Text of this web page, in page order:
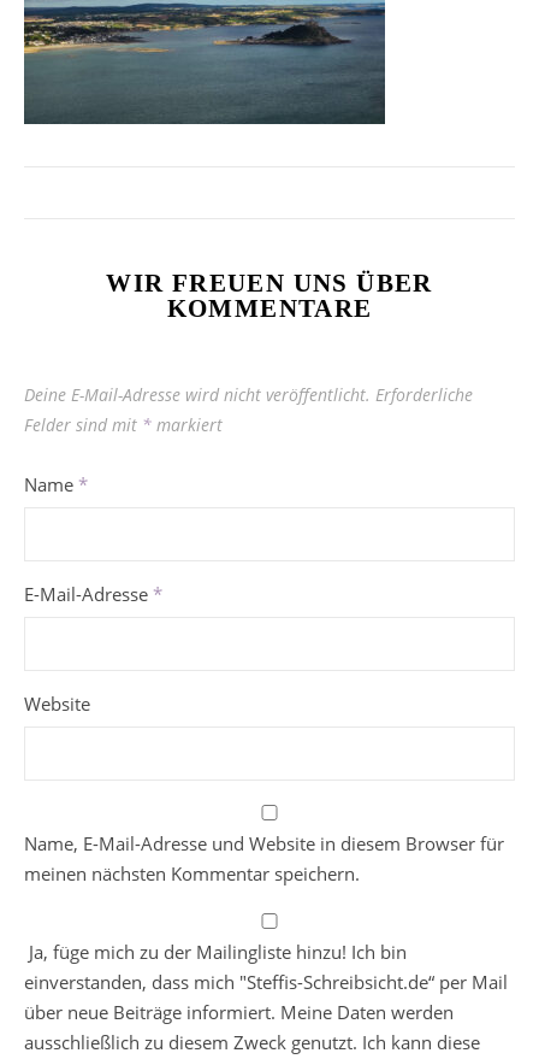
WIR FREUEN UNS ÜBER
KOMMENTARE
Deine E-Mail-Adresse wird nicht veröffentlicht. Erforderliche
Felder sind mit * markiert
Name *
E-Mail-Adresse *
Website
Name, E-Mail-Adresse und Website in diesem Browser für
meinen nächsten Kommentar speichern.
Ja, füge mich zu der Mailingliste hinzu! Ich bin
einverstanden, dass mich "Steffis-Schreibsicht.de“ per Mail
über neue Beiträge informiert. Meine Daten werden
ausschließlich zu diesem Zweck genutzt. Ich kann diese